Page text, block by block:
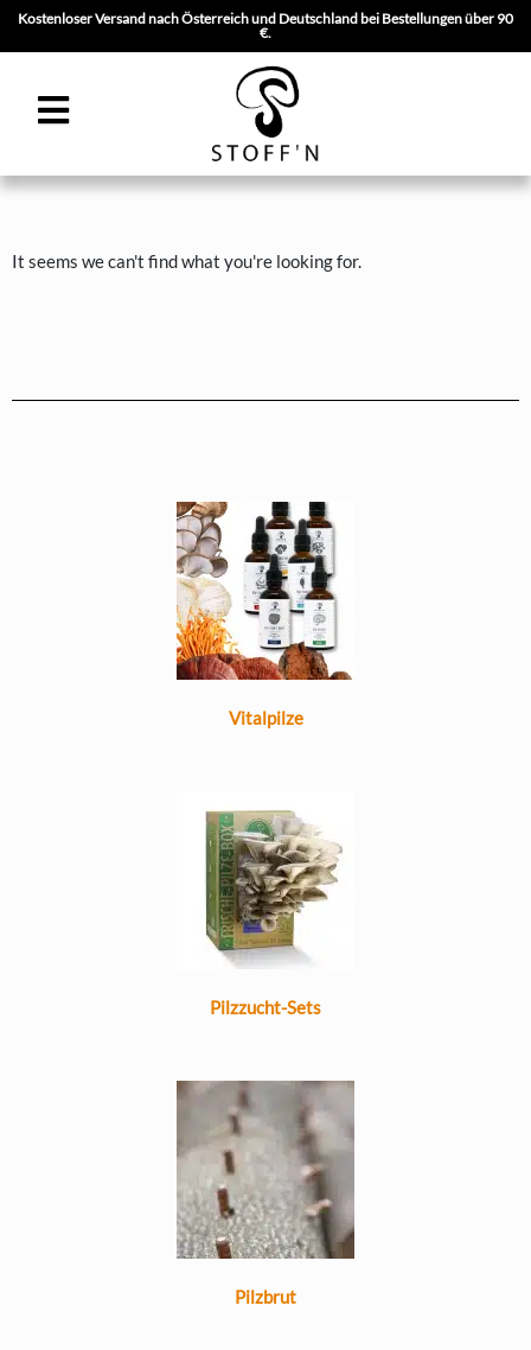
Inhalt
springen
Kostenloser Versand nach Österreich und Deutschland bei Bestellungen über 90
€.
It seems we can't find what you're looking for.
Vitalpilze
Pilzzucht-Sets
Pilzbrut